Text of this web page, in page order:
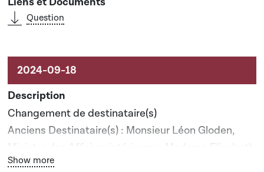
Question
Changement de destinataire(s)
Anciens Destinataire(s) : Monsieur Léon Gloden,
Ministre des Affaires intérieures; Madame Elisabeth
Margue, Ministre déléguée auprès du Premier
Bouton graphique servant à afficher ou cacher tous les
Show more